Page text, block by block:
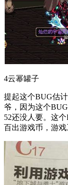
4云幂罐子
提起这个BUG估
爷，因为这个
52还没人要。这
百出游戏币，游